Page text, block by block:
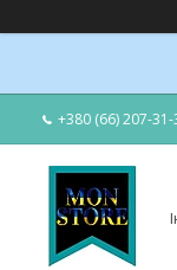
+380 (66) 207-